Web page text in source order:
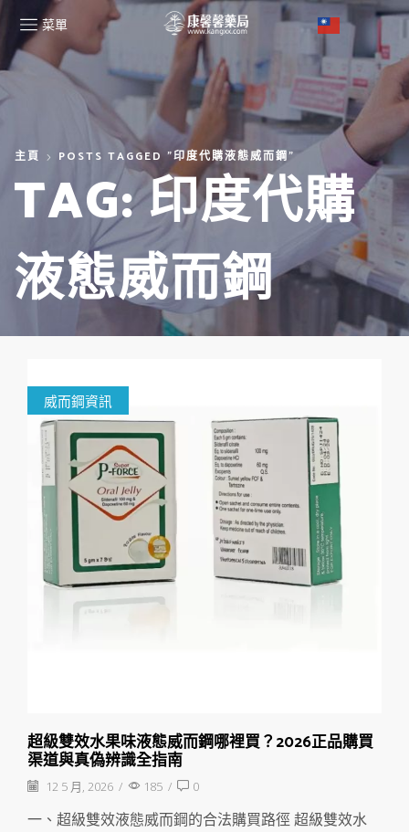
菜單
主頁 POSTS TAGGED "印度代購液態威而鋼"
TAG: 印度代購
液態威而鋼
威而鋼資訊
超級雙效水果味液態威而鋼哪裡買？2026正品購買
渠道與真偽辨識全指南
12 5 月, 2026 / 185 / 0
一、超級雙效液態威而鋼的合法購買路徑 超級雙效水